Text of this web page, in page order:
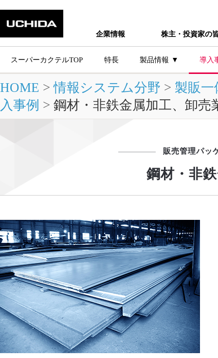
企業情報 株主・投資家の
スーパーカクテルTOP 特長 製品情報
主な製品シ
導入
HOME >情報システム分野 > 製販
入事例 > 鋼材・非鉄金属加工、卸売
販売管理パッ
鋼材・非